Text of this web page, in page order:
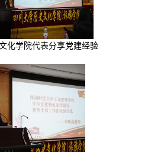
化学院代表分享党建经验